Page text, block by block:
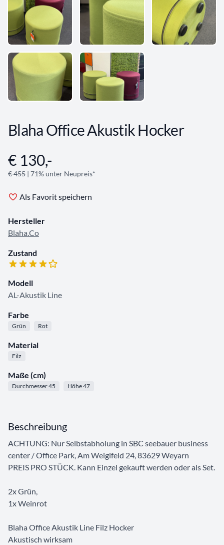
Blaha Office Akustik Hocker
Angebotsinformationen
€ 130,-
€ 455 | 71% unter Neupreis*
Als Favorit speichern
Hersteller
Blaha.Co
Zustand
Modell
AL-Akustik Line
Farbe
Grün Rot
Material
Filz
Maße (cm)
Durchmesser 45 Höhe 47
Beschreibung
ACHTUNG: Nur Selbstabholung in SBC seebauer business
center / Office Park, Am Weiglfeld 24, 83629 Weyarn
PREIS PRO STÜCK. Kann Einzel gekauft werden oder als Set.
2x Grün,
1x Weinrot
Blaha Office Akustik Line Filz Hocker
Akustisch wirksam